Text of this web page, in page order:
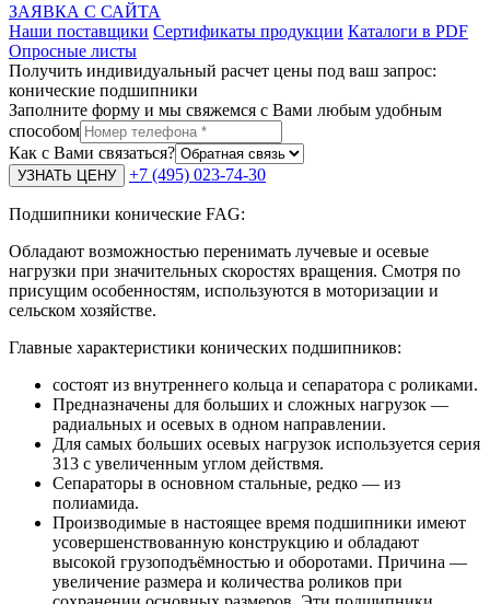
ЗАЯВКА С САЙТА
Наши поставщики Сертификаты продукции Каталоги в PDF
Опросные листы
Получить индивидуальный расчет цены под ваш запрос:
конические подшипники
Заполните форму и мы свяжемся с Вами любым удобным
способом
Как с Вами связаться?
+7 (495) 023-74-30
Подшипники конические FAG:
Обладают возможностью перенимать лучевые и осевые
нагрузки при значительных скоростях вращения. Смотря по
присущим особенностям, используются в моторизации и
сельском хозяйстве.
Главные характеристики конических подшипников:
состоят из внутреннего кольца и сепаратора с роликами.
Предназначены для больших и сложных нагрузок —
радиальных и осевых в одном направлении.
Для самых больших осевых нагрузок используется серия
313 с увеличенным углом действмя.
Сепараторы в основном стальные, редко — из
полиамида.
Производимые в настоящее время подшипники имеют
усовершенствованную конструкцию и обладают
высокой грузоподъёмностью и оборотами. Причина —
увеличение размера и количества роликов при